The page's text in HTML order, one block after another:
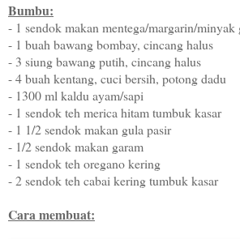
Bumbu:
- 1 sendok makan mentega/margarin/minyak
- 1 buah bawang bombay, cincang halus
- 3 siung bawang putih, cincang halus
- 4 buah kentang, cuci bersih, potong dadu
- 1300 ml kaldu ayam/sapi
- 1 sendok teh merica hitam tumbuk kasar
- 1 1/2 sendok makan gula pasir
- 1/2 sendok makan garam
- 1 sendok teh oregano kering
- 2 sendok teh cabai kering tumbuk kasar
Cara membuat: